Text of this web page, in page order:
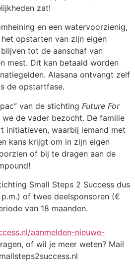
zat!
en een watervoorzienig,
opstarten van zijn eigen
tot de aanschaf van
mest. Dit kan betaald worden
Alasana ontvangt zelf
de opstartfase.
van de stichting Future For
we de vader bezocht. De familie
initiatieven, waarbij iemand met
kans krijgt om in zijn eigen
of bij te dragen aan de
Small Steps 2 Success dus
of twee deelsponsoren (€
van 18 maanden.
aanmelden-nieuwe-
of wil je meer weten? Mail